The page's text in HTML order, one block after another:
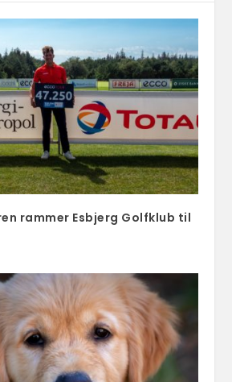
rammer Esbjerg Golfklub til